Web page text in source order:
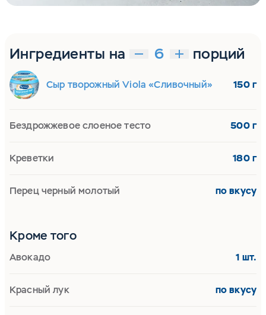
Ингредиенты на порций
Сыр творожный Viola «Сливочный» 150 г
Бездрожжевое слоеное тесто 500 г
Креветки 180 г
Перец черный молотый по вкусу
Кроме того
Авокадо 1 шт.
Красный лук по вкусу